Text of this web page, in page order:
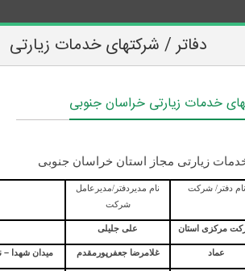
دفاتر / شرکتهای خدمات زیارتی
خدمات زیارتی خراسان جنوبی
زیارتی مجاز استان خراسان جنوبی
نام دفتر/ شرکت
نام مدیردفتر/مدیرعامل
شرکت
مرکزی استان علی جلیلی
عماد غلامرضا جعفرپورمقدم میدان شهدا–